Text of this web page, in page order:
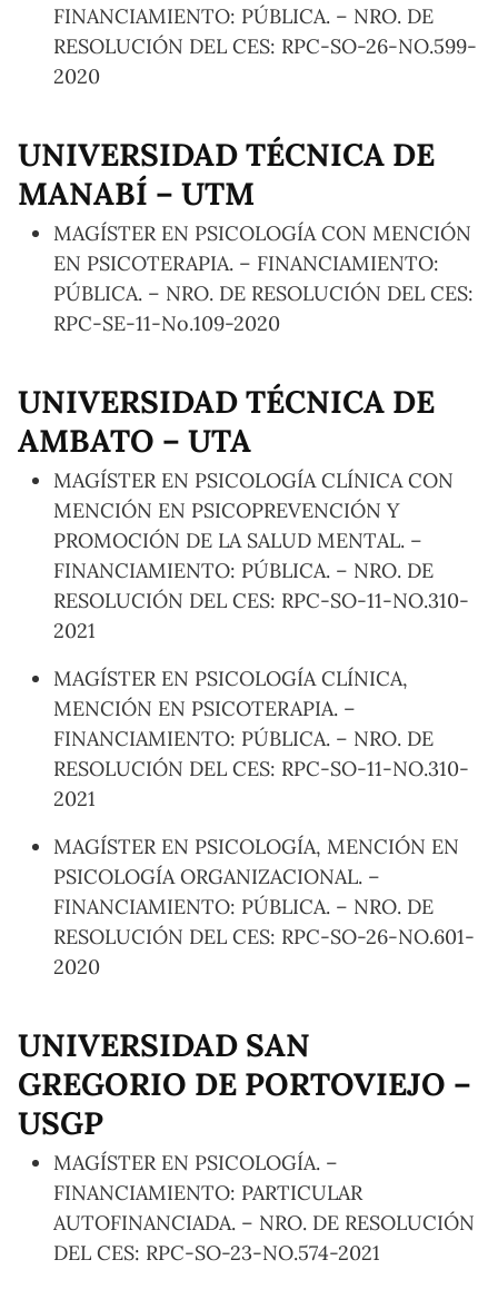
FINANCIAMIENTO: PÚBLICA. – NRO. DE
RESOLUCIÓN DEL CES: RPC-SO-26-NO.599-
2020
UNIVERSIDAD TÉCNICA DE
MANABÍ – UTM
MAGÍSTER EN PSICOLOGÍA CON MENCIÓN
EN PSICOTERAPIA. – FINANCIAMIENTO:
PÚBLICA. – NRO. DE RESOLUCIÓN DEL CES:
RPC-SE-11-No.109-2020
UNIVERSIDAD TÉCNICA DE
AMBATO – UTA
MAGÍSTER EN PSICOLOGÍA CLÍNICA CON
MENCIÓN EN PSICOPREVENCIÓN Y
PROMOCIÓN DE LA SALUD MENTAL. –
FINANCIAMIENTO: PÚBLICA. – NRO. DE
RESOLUCIÓN DEL CES: RPC-SO-11-NO.310-
2021
MAGÍSTER EN PSICOLOGÍA CLÍNICA,
MENCIÓN EN PSICOTERAPIA. –
FINANCIAMIENTO: PÚBLICA. – NRO. DE
RESOLUCIÓN DEL CES: RPC-SO-11-NO.310-
2021
MAGÍSTER EN PSICOLOGÍA, MENCIÓN EN
PSICOLOGÍA ORGANIZACIONAL. –
FINANCIAMIENTO: PÚBLICA. – NRO. DE
RESOLUCIÓN DEL CES: RPC-SO-26-NO.601-
2020
UNIVERSIDAD SAN
GREGORIO DE PORTOVIEJO –
USGP
MAGÍSTER EN PSICOLOGÍA. –
FINANCIAMIENTO: PARTICULAR
AUTOFINANCIADA. – NRO. DE RESOLUCIÓN
DEL CES: RPC-SO-23-NO.574-2021